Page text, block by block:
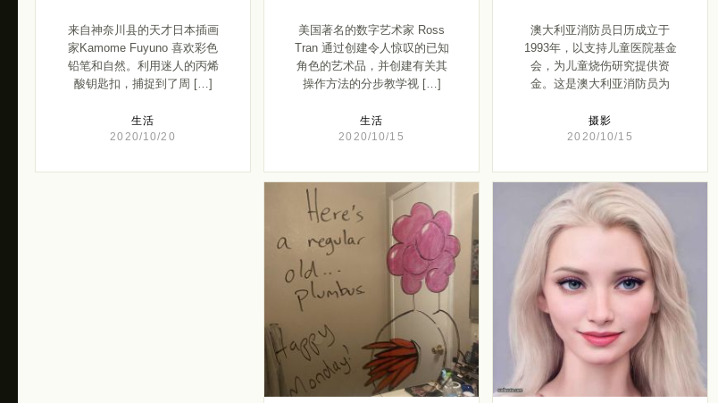
来自神奈川县的天才日本插画
家Kamome Fuyuno 喜欢彩色
铅笔和自然。利用迷人的丙烯
酸钥匙扣，捕捉到了周 […]
生活
2020/10/20
美国著名的数字艺术家 Ross
Tran 通过创建令人惊叹的已知
角色的艺术品，并创建有关其
操作方法的分步教学视 […]
生活
2020/10/15
澳大利亚消防员日历成立于
1993年，以支持儿童医院基金
会，为儿童烧伤研究提供资
金。这是澳大利亚消防员为
摄影
2020/10/15